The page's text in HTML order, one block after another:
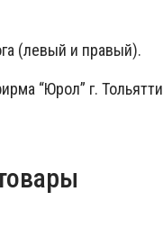
(левый и правый).
“Юрол” г. Тольятти